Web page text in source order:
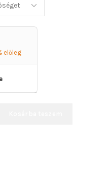
előleg